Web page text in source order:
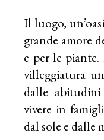
Il luogo,
grande amore
e per le
villeggiatura
dalle
vivere in
dal sole e dalle